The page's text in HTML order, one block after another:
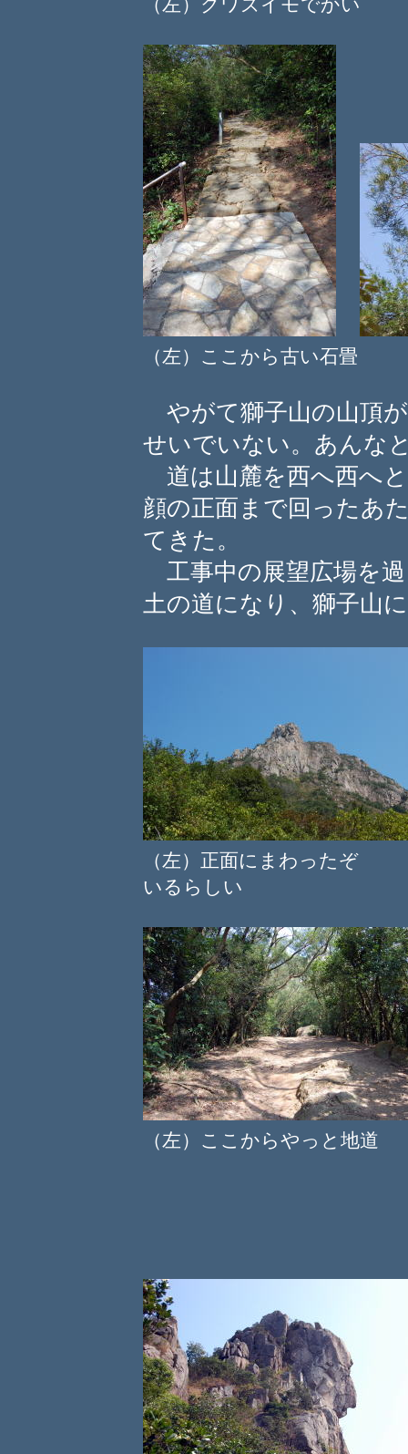
（左）クワズイモでかい
（左）ここから古い石畳
やがて獅子山の山頂
せいでいない。あんな
道は山麓を西へ西へ
顔の正面まで回ったあ
てきた。
工事中の展望広場を
土の道になり、獅子山
（左）正面にまわったぞ
いるらしい
（左）ここからやっと地